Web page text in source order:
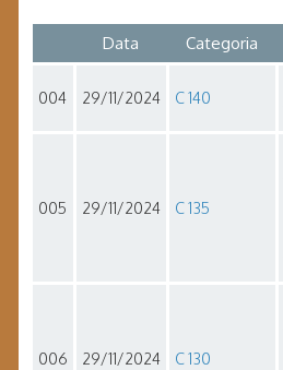
Data Categoria
004 29/11/2024 C 140
005 29/11/2024 C 135
006 29/11/2024 C 130